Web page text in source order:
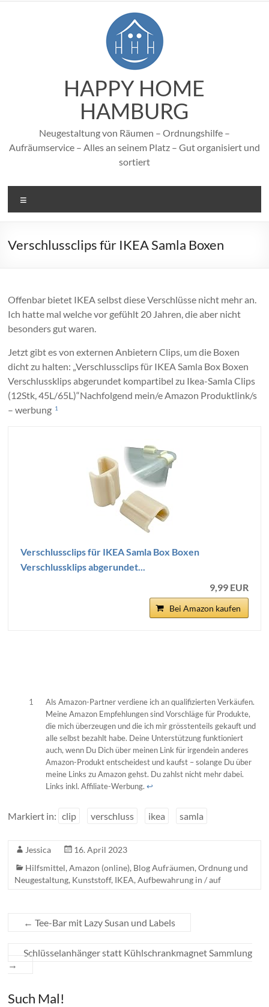
HAPPY HOME
HAMBURG
Neugestaltung von Räumen – Ordnungshilfe –
Aufräumservice – Alles an seinem Platz – Gut organisiert und
sortiert
Verschlussclips für IKEA Samla Boxen
Offenbar bietet IKEA selbst diese Verschlüsse nicht mehr an.
Ich hatte mal welche vor gefühlt 20 Jahren, die aber nicht
besonders gut waren.
Jetzt gibt es von externen Anbietern Clips, um die Boxen
dicht zu halten: „Verschlussclips für IKEA Samla Box Boxen
Verschlussklips abgerundet kompartibel zu Ikea-Samla Clips
(12Stk, 45L/65L)“Nachfolgend mein/e Amazon Produktlink/s
– werbung 1
Verschlussclips für IKEA Samla Box Boxen
Verschlussklips abgerundet...
9,99 EUR
Bei Amazon kaufen
1
Als Amazon-Partner verdiene ich an qualifizierten Verkäufen.
Meine Amazon Empfehlungen sind Vorschläge für Produkte,
die mich überzeugen und die ich mir grösstenteils gekauft und
alle selbst bezahlt habe. Deine Unterstützung funktioniert
auch, wenn Du Dich über meinen Link für irgendein anderes
Amazon-Produkt entscheidest und kaufst – solange Du über
meine Links zu Amazon gehst. Du zahlst nicht mehr dabei.
Links inkl. Affiliate-Werbung. ↩︎
Markiert in: clip verschluss ikea samla
Jessica
16. April 2023
Hilfsmittel,Amazon (online), Blog Aufräumen, Ordnung und
Neugestaltung, Kunststoff, IKEA,Aufbewahrung in / auf
← Tee-Bar mit Lazy Susan und Labels
Schlüsselanhänger statt Kühlschrankmagnet Sammlung
→
Such Mal!